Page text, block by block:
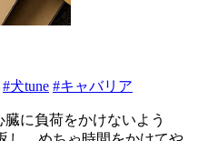
#犬tune #キャバリア
に負荷をかけないよう